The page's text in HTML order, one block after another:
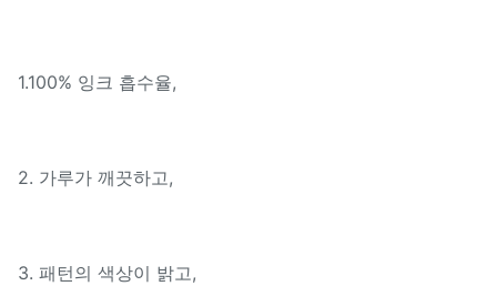
1.100% 잉크 흡수율,
2. 가루가 깨끗하고,
3. 패턴의 색상이 밝고,